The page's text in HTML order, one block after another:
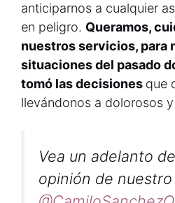
anticiparnos a cualquier
en peligro. Queramos,
nuestros servicios, para
situaciones del pasado
tomó las decisiones que
llevándonos a dolorosos
Vea un adelanto
opinión de